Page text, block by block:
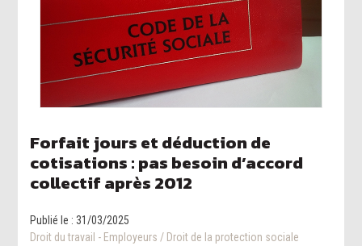
Forfait jours et déduction de
cotisations : pas besoin d’accord
collectif après 2012
Publié le :31/03/2025
Droit du travail - Employeurs / Droit de la protection sociale